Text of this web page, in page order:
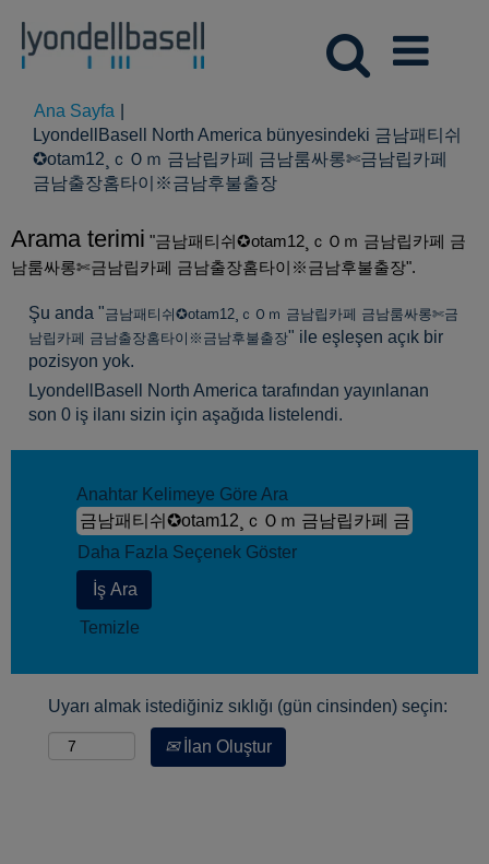
Ana Sayfa
LyondellBasell North America bünyesindeki 금남패티쉬
✪otam12¸ｃＯｍ 금남립카페 금남룸싸롱✄금남립카페
금남출장홈타이※금남후불출장(mevcut
Arama terimi "금남패티쉬✪otam12¸ｃＯｍ 금남립카페 금
남룸싸롱✄금남립카페 금남출장홈타이※금남후불출장".
Şu anda "금남패티쉬✪otam12¸ｃＯｍ 금남립카페 금남룸싸롱✄금
남립카페 금남출장홈타이※금남후불출장" ile eşleşen açık bir
pozisyon yok.
LyondellBasell North America tarafından yayınlanan
son 0 iş ilanı sizin için aşağıda listelendi.
Anahtar Kelimeye Göre Ara
Daha Fazla Seçenek Göster
Temizle
Uyarı almak istediğiniz sıklığı (gün cinsinden) seçin:
İlan Oluştur